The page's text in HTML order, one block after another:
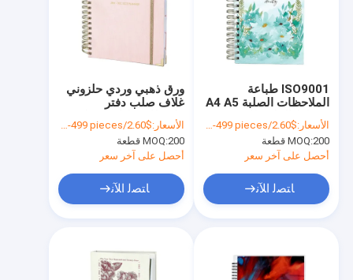
ورق ذهبي وردي حلزوني
غلاف صلب دفتر
ملاحظات طباعة مجلة
مذكرات دفتر ملاحظات
مخطط الزفاف
الأسعار:$2.60/pieces 200-499 pieces
MOQ:200 قطعة
أحصل على آخر سعر
ﺎﺘﺼﻟ ﺍﻶﻧ
ISO9001 طباعة
الملاحظات الصلبة A4 A5
مخطط الملاحظات
الحلزونية للألبان الشهرية
الأسبوعية
الأسعار:$2.60/pieces 200-499 pieces
MOQ:200 قطعة
أحصل على آخر سعر
ﺎﺘﺼﻟ ﺍﻶﻧ